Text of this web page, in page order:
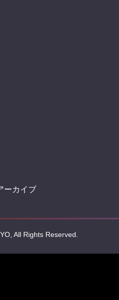
ーカイブ
All Rights Reserved.